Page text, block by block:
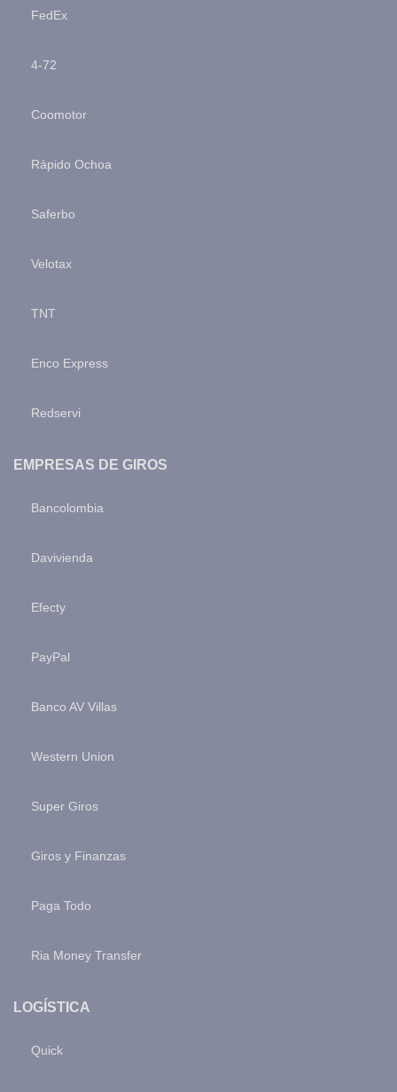
FedEx
4-72
Coomotor
Rápido Ochoa
Saferbo
Velotax
TNT
Enco Express
Redservi
EMPRESAS DE GIROS
Bancolombia
Davivienda
Efecty
PayPal
Banco AV Villas
Western Union
Super Giros
Giros y Finanzas
Paga Todo
Ria Money Transfer
LOGÍSTICA
Quick